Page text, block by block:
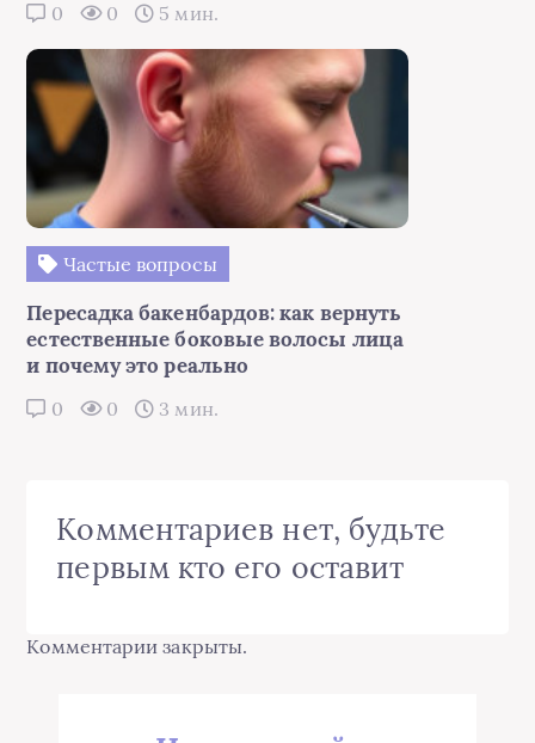
0 0 5 мин.
Частые вопросы
Пересадка бакенбардов: как вернуть
естественные боковые волосы лица
и почему это реально
0 0 3 мин.
Комментариев нет, будьте
первым кто его оставит
Комментарии закрыты.